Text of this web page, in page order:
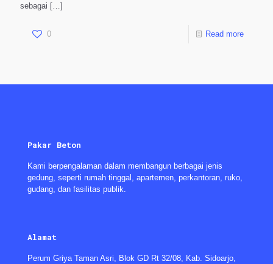
sebagai […]
0 Read more
Pakar Beton
Kami berpengalaman dalam membangun berbagai jenis
gedung, seperti rumah tinggal, apartemen, perkantoran, ruko,
gudang, dan fasilitas publik.
Alamat
Perum Griya Taman Asri, Blok GD Rt 32/08, Kab. Sidoarjo,